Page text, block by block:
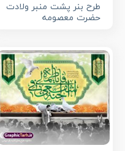
طرح بنر پشت منبر ولادت
حضرت معصومه